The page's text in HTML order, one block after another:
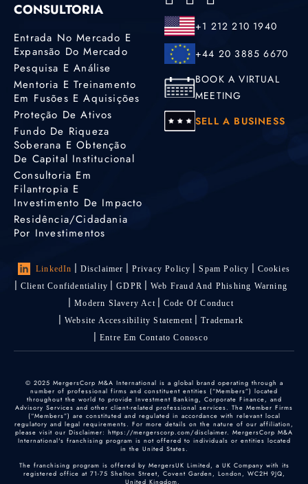
CONSULTORIA
Entrada No Mercado E
Expansão Do Mercado
Pesquisa E Análise
Mentoria E Treinamento
Em Fusões E Aquisições
Proteção De Ativos
Fundo De Riqueza
Soberana E Obtenção
De Capital Institucional
Consultoria Em
Filantropia E
Investimento De Impacto
Residência/cidadania
Por Investimentos
+1 212 210 1940
+44 20 3885 6670
BOOK A VIRTUAL
MEETING
SELL A BUSINESS
LinkedIn Disclaimer Privacy Policy Spam Policy
Cookies
Client Confidentiality
GDPR
Web Fraud And Phishing Warning
Modern Slavery Act
Code Of Conduct
Website Accessibility Statement
Trademark
Entre Em Contato Conosco
© 2025 MergersCorp M&A International is a global brand operating through a
number of professional firms and constituent entities (“Members”) located
throughout the world to provide Investment Banking, Corporate Finance, and
Advisory Services and other client-related professional services. The Member Firms
(“Members”) are constituted and regulated in accordance with relevant local
regulatory and legal requirements. For more details on the nature of our affiliation,
please visit our Disclaimer: https://mergerscorp.com/disclaimer. MergersCorp M&A
International's franchising program is not offered to individuals or entities located
in the United States.
The franchising program is offered by MergersUK Limited, a UK Company with its
registered office at 71-75 Shelton Street, Covent Garden, London, WC2H 9JQ,
United Kingdom.